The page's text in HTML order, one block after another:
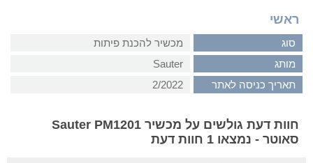
ראשי
סוג
מכשיר להכנת פיתות
מותג
Sauter
תאריך כניסה לאתר
2/2022
חוות דעת גולשים על מכשיר Sauter PM1201
סאוטר - נמצאו 1 חוות דעת